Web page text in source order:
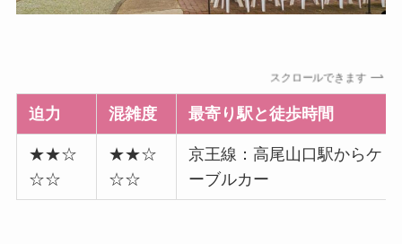
スクロールできます
迫力 混雑度 最寄り駅と徒歩時間
★★☆
☆☆
★★☆
☆☆
京王線：高尾山口駅からケ
ーブルカー